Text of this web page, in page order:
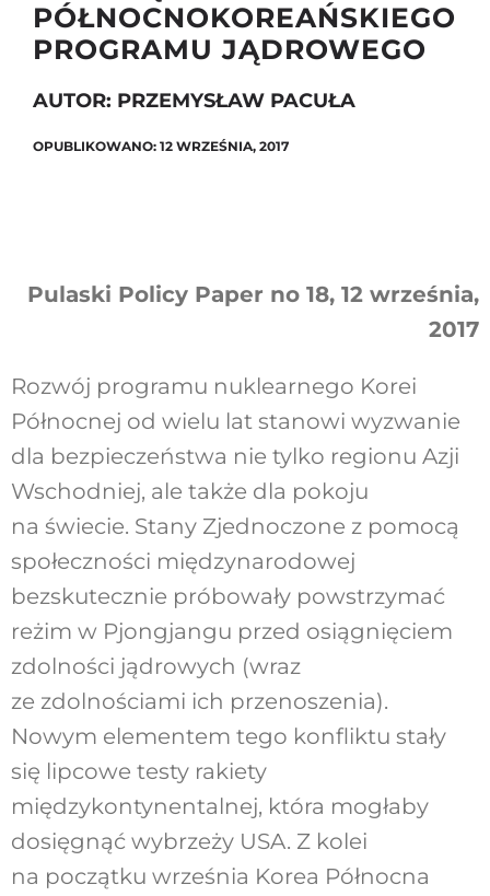
PÓŁNOCNOKOREAŃSKIEGO
PROGRAMU JĄDROWEGO
AUTOR: PRZEMYSŁAW PACUŁA
OPUBLIKOWANO: 12 WRZEŚNIA, 2017
Pulaski Policy Paper no 18, 12 września,
2017
Rozwój programu nuklearnego Korei
Północnej od wielu lat stanowi wyzwanie
dla bezpieczeństwa nie tylko regionu Azji
Wschodniej, ale także dla pokoju
na świecie. Stany Zjednoczone z pomocą
społeczności międzynarodowej
bezskutecznie próbowały powstrzymać
reżim w Pjongjangu przed osiągnięciem
zdolności jądrowych (wraz
ze zdolnościami ich przenoszenia).
Nowym elementem tego konfliktu stały
się lipcowe testy rakiety
międzykontynentalnej, która mogłaby
dosięgnąć wybrzeży USA. Z kolei
na początku września Korea Północna